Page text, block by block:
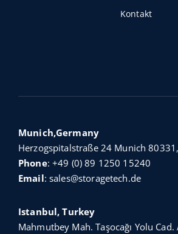
Kontakt
Munich,Germany
Herzogspitalstraße 24 Munich
Phone:+49 (0) 89 1250 15240
Email:sales@storagetech.de
Istanbul, Turkey
Mahmutbey Mah. Taşocağı Yolu